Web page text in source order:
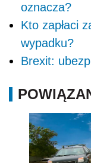
oznacza?
Kto zapłaci
wypadku?
Brexit: